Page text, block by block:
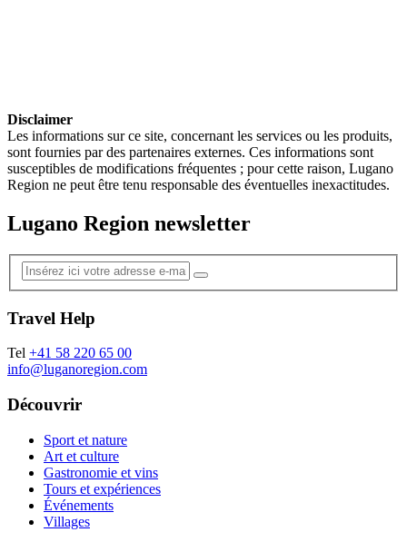
Disclaimer
Les informations sur ce site, concernant les services ou les produits,
sont fournies par des partenaires externes. Ces informations sont
susceptibles de modifications fréquentes ; pour cette raison, Lugano
Region ne peut être tenu responsable des éventuelles inexactitudes.
Lugano Region newsletter
Travel Help
Tel +41 58 220 65 00
info@luganoregion.com
Découvrir
Sport et nature
Art et culture
Gastronomie et vins
Tours et expériences
Événements
Villages